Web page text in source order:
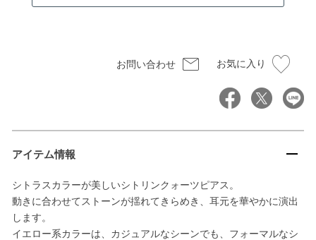
お問い合わせ お気に入り
アイテム情報
シトラスカラーが美しいシトリンクォーツピアス。
動きに合わせてストーンが揺れてきらめき、耳元を華やかに演出
します。
イエロー系カラーは、カジュアルなシーンでも、フォーマルなシ